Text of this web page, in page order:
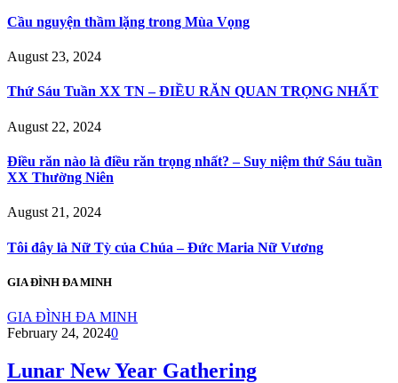
Cầu nguyện thầm lặng trong Mùa Vọng
August 23, 2024
Thứ Sáu Tuần XX TN – ĐIỀU RĂN QUAN TRỌNG NHẤT
August 22, 2024
Điều răn nào là điều răn trọng nhất? – Suy niệm thứ Sáu tuần
XX Thường Niên
August 21, 2024
Tôi đây là Nữ Tỳ của Chúa – Đức Maria Nữ Vương
GIA ĐÌNH ĐA MINH
GIA ĐÌNH ĐA MINH
February 24, 20240
Lunar New Year Gathering